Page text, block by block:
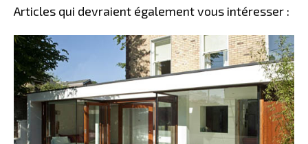
Articles qui devraient également vous intéresser :